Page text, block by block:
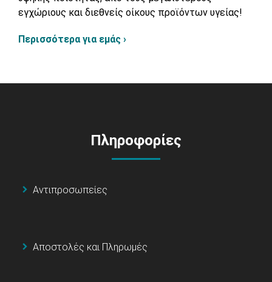
εγχώριους και διεθνείς οίκους προϊόντων υγείας!
Περισσότερα για εμάς ›
Πληροφορίες
Αντιπροσωπείες
Αποστολές και Πληρωμές